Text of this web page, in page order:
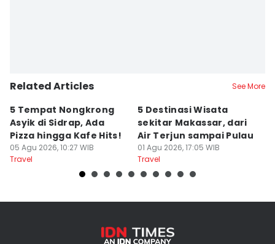
Related Articles See More
5 Tempat Nongkrong
Asyik di Sidrap, Ada
Pizza hingga Kafe Hits!
05 Agu 2026, 10:27 WIB
Travel
5 Destinasi Wisata
sekitar Makassar, dari
Air Terjun sampai Pulau
01 Agu 2026, 17:05 WIB
Travel